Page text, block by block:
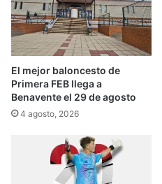
El mejor baloncesto de
Primera FEB llega a
Benavente el 29 de agosto
4 agosto, 2026